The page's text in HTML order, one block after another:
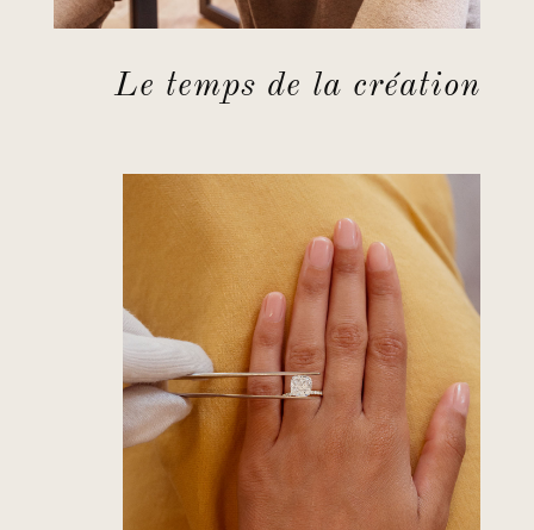
Le temps de la création